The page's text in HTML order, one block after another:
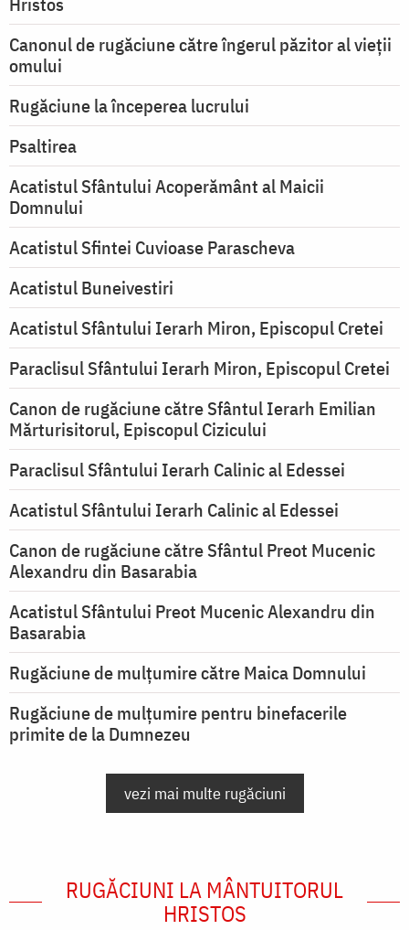
Canonul de rugăciune către îngerul păzitor al vieții
omului
Rugăciune la începerea lucrului
Psaltirea
Acatistul Sfântului Acoperământ al Maicii
Domnului
Acatistul Sfintei Cuvioase Parascheva
Acatistul Buneivestiri
Acatistul Sfântului Ierarh Miron, Episcopul Cretei
Paraclisul Sfântului Ierarh Miron, Episcopul Cretei
Canon de rugăciune către Sfântul Ierarh Emilian
Mărturisitorul, Episcopul Cizicului
Paraclisul Sfântului Ierarh Calinic al Edessei
Acatistul Sfântului Ierarh Calinic al Edessei
Canon de rugăciune către Sfântul Preot Mucenic
Alexandru din Basarabia
Acatistul Sfântului Preot Mucenic Alexandru din
Basarabia
Rugăciune de mulţumire către Maica Domnului
Rugăciune de mulțumire pentru binefacerile
primite de la Dumnezeu
vezi mai multe rugăciuni
RUGĂCIUNI LA MÂNTUITORUL
HRISTOS